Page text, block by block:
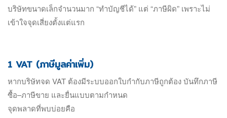
บริษัทขนาดเล็กจำนวนมาก “ทำบัญชีได้” แต่ “ภาษีผิด” เพราะไม่
เข้าใจจุดเสี่ยงตั้งแต่แรก
1 VAT (ภาษีมูลค่าเพิ่ม)
หากบริษัทจด VAT ต้องมีระบบออกใบกำกับภาษีถูกต้อง บันทึกภาษี
ซื้อ–ภาษีขาย และยื่นแบบตามกำหนด
จุดพลาดที่พบบ่อยคือ